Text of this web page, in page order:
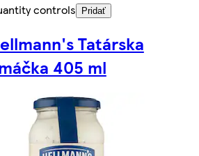
controls
Pridať
Tatárska
405 ml